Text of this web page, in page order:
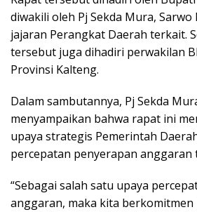
diwakili oleh Pj Sekda Mura,
jajaran Perangkat Daerah terkait.
tersebut juga dihadiri perwakilan
Provinsi Kalteng.
Dalam sambutannya, Pj Sekda
menyampaikan bahwa rapat ini
upaya strategis Pemerintah
percepatan penyerapan anggaran
“Sebagai salah satu upaya
anggaran, maka kita berkomitmen